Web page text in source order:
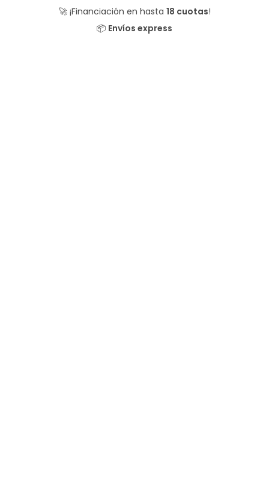
🚀 ¡Financiación en hasta 18 cuotas!
📦 Envíos express